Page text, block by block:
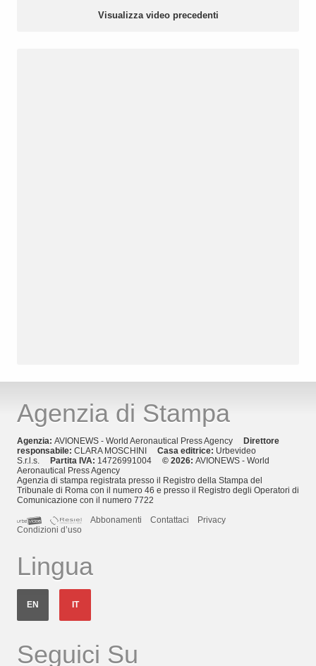
Visualizza video precedenti
Agenzia di Stampa
Agenzia: AVIONEWS - World Aeronautical Press Agency
Direttore
responsabile: CLARA MOSCHINI Casa editrice: Urbevideo
S.r.l.s.
Partita IVA: 14726991004 © 2026: AVIONEWS - World
Aeronautical Press Agency
Agenzia di stampa registrata presso il Registro della Stampa del
Tribunale di Roma con il numero 46 e presso il Registro degli Operatori di
Comunicazione con il numero 7722
Abbonamenti
Contattaci
Privacy
Condizioni d’uso
Lingua
EN IT
Seguici Su